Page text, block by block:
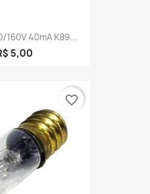
160V 40mA K89...
5,00
favorite_border